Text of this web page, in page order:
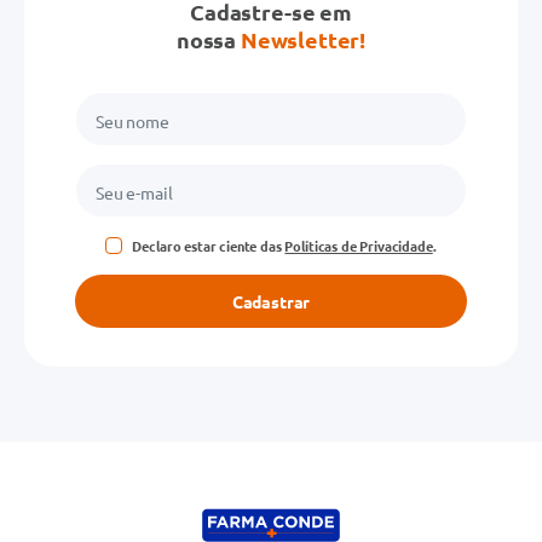
Cadastre-se em
nossa Newsletter!
Declaro estar ciente dasPolíticas de Privacidade.
Cadastrar